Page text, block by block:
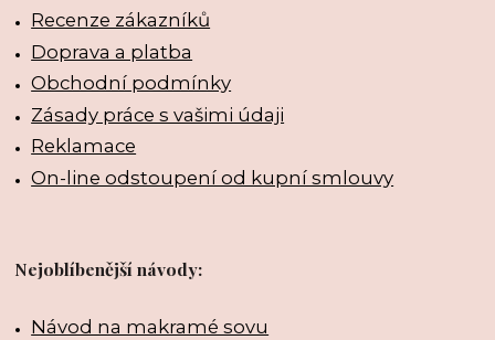
Recenze zákazníků
Doprava a platba
Obchodní podmínky
Zásady práce s vašimi údaji
Reklamace
On-line odstoupení od kupní smlouvy
Nejoblíbenější návody:
Návod na makramé sovu